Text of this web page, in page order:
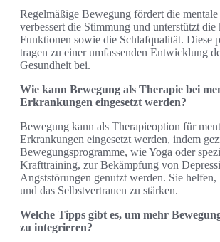
Regelmäßige Bewegung fördert die
verbessert die Stimmung und unterstützt
Funktionen sowie die Schlafqualität. Diese
tragen zu einer umfassenden Entwicklung
Gesundheit bei.
Wie kann Bewegung als Therapie bei
Erkrankungen eingesetzt werden?
Bewegung kann als Therapieoption für
Erkrankungen eingesetzt werden, indem
Bewegungsprogramme, wie Yoga oder
Krafttraining, zur Bekämpfung von
Angststörungen genutzt werden. Sie helfen,
und das Selbstvertrauen zu stärken.
Welche Tipps gibt es, um mehr
zu integrieren?